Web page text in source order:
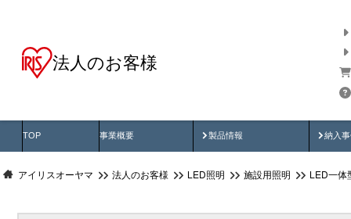
法人のお客様
TOP 事業概要 製品情報
製品動画 納入
納
アイリスオーヤマ 法人のお客様 LED照明 施設用照明 LED一体